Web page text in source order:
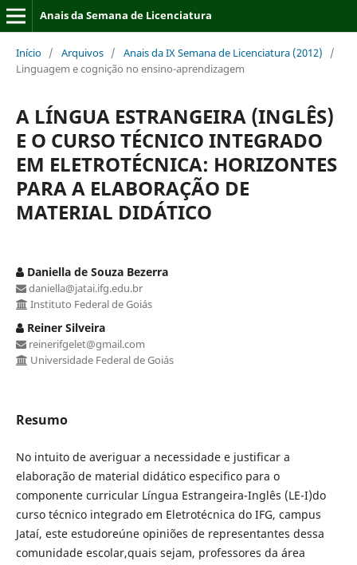
Anais da Semana de Licenciatura
Início / Arquivos / Anais da IX Semana de Licenciatura (2012)
/
Linguagem e cognição no ensino-aprendizagem
A LÍNGUA ESTRANGEIRA (INGLÊS)
E O CURSO TÉCNICO INTEGRADO
EM ELETROTÉCNICA: HORIZONTES
PARA A ELABORAÇÃO DE
MATERIAL DIDÁTICO
Daniella de Souza Bezerra
daniella@jatai.ifg.edu.br
Instituto Federal de Goiás
Reiner Silveira
reinerifgelet@gmail.com
Universidade Federal de Goiás
Resumo
No intuito de averiguar a necessidade e justificar a
elaboração de material didático especifico para o
componente curricular Língua Estrangeira-Inglês (LE-I)do
curso técnico integrado em Eletrotécnica do IFG, campus
Jataí, este estudoreúne opiniões de representantes dessa
comunidade escolar,quais sejam, professores da área